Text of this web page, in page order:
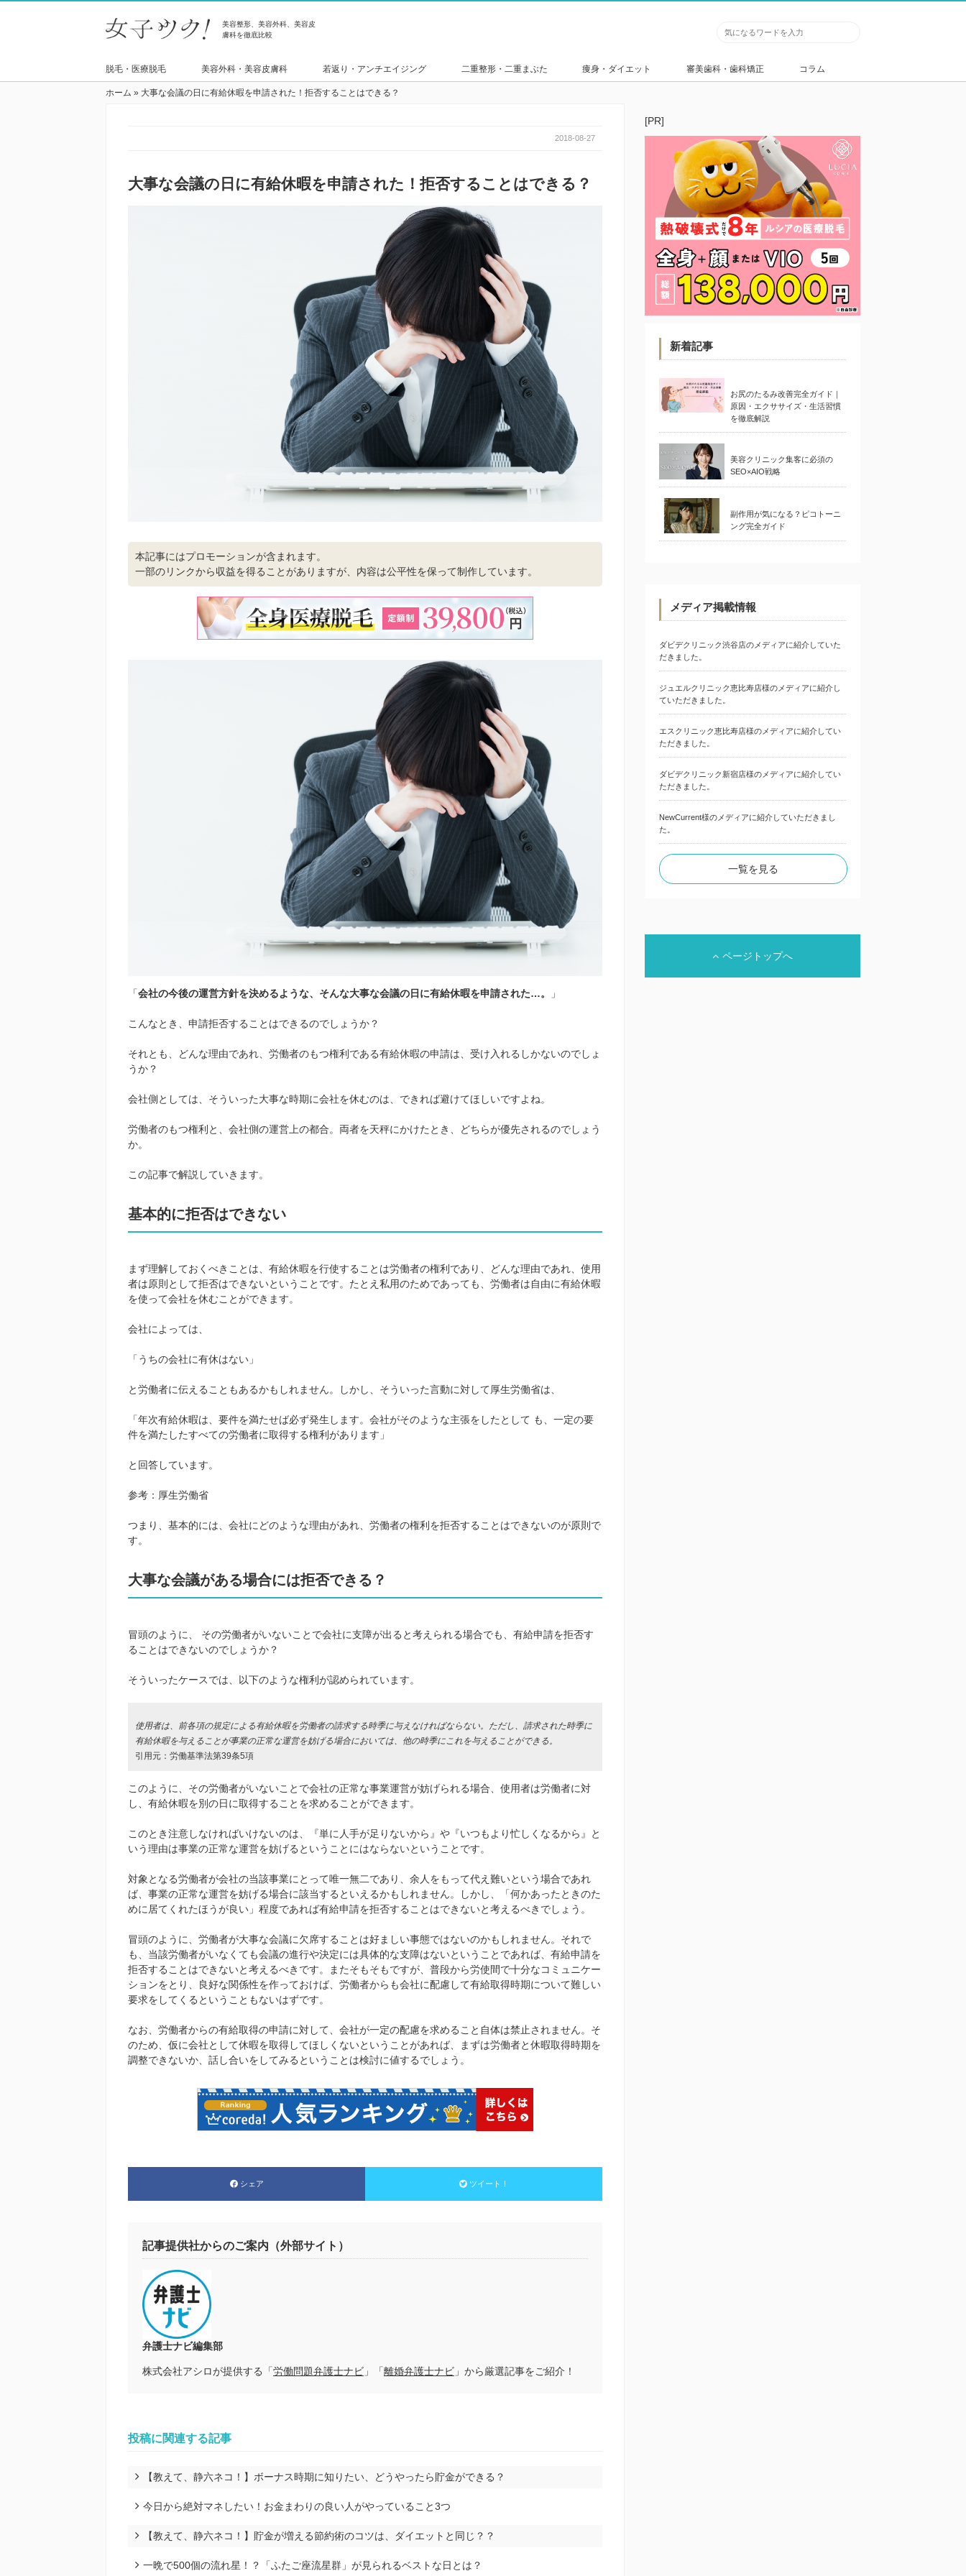
美容整形、美容外科、美容皮
膚科を徹底比較
脱毛・医療脱毛 美容外科・美容皮膚科 若返り・アンチエイジング 二重整形・二重まぶた 痩身・ダイエット 審美歯科・歯科矯正 コラム
ホーム » 大事な会議の日に有給休暇を申請された！拒否することはできる？
2018-08-27
大事な会議の日に有給休暇を申請された！拒否することはできる？
本記事にはプロモーションが含まれます。
一部のリンクから収益を得ることがありますが、内容は公平性を保って制作しています。
「会社の今後の運営方針を決めるような、そんな大事な会議の日に有給休暇を申請された…。 」
こんなとき、申請拒否することはできるのでしょうか？
それとも、どんな理由であれ、労働者のもつ権利である有給休暇の申請は、受け入れるしかないのでしょ
うか？
会社側としては、そういった大事な時期に会社を休むのは、できれば避けてほしいですよね。
労働者のもつ権利と、会社側の運営上の都合。両者を天秤にかけたとき、どちらが優先されるのでしょう
か。
この記事で解説していきます。
基本的に拒否はできない
まず理解しておくべきことは、有給休暇を行使することは労働者の権利であり、どんな理由であれ、使用
者は原則として拒否はできないということです。たとえ私用のためであっても、労働者は自由に有給休暇
を使って会社を休むことができます。
会社によっては、
「うちの会社に有休はない」
と労働者に伝えることもあるかもしれません。しかし、そういった言動に対して厚生労働省は、
「年次有給休暇は、要件を満たせば必ず発生します。会社がそのような主張をしたとして も、一定の要
件を満たしたすべての労働者に取得する権利があります」
と回答しています。
参考： 厚生労働省
つまり、基本的には、会社にどのような理由があれ、労働者の権利を拒否することはできないのが原則で
す。
大事な会議がある場合には拒否できる？
冒頭のように、 その労働者がいないことで会社に支障が出ると考えられる場合でも、有給申請を拒否す
ることはできないのでしょうか？
そういったケースでは、以下のような権利が認められています。
使用者は、前各項の規定による有給休暇を労働者の請求する時季に与えなければならない。ただし、請求された時季に
有給休暇を与えることが事業の正常な運営を妨げる場合においては、他の時季にこれを与えることができる。
引用元：労働基準法第39条5項
このように、その労働者がいないことで会社の正常な事業運営が妨げられる場合、使用者は労働者に対
し、有給休暇を別の日に取得することを求めることができます。
このとき注意しなければいけないのは、『単に人手が足りないから』や『いつもより忙しくなるから』と
いう理由は事業の正常な運営を妨げるということにはならないということです。
対象となる労働者が会社の当該事業にとって唯一無二であり、余人をもって代え難いという場合であれ
ば、事業の正常な運営を妨げる場合に該当するといえるかもしれません。しかし、「何かあったときのた
めに居てくれたほうが良い」程度であれば有給申請を拒否することはできないと考えるべきでしょう。
冒頭のように、労働者が大事な会議に欠席することは好ましい事態ではないのかもしれません。それで
も、当該労働者がいなくても会議の進行や決定には具体的な支障はないということであれば、有給申請を
拒否することはできないと考えるべきです。またそもそもですが、普段から労使間で十分なコミュニケー
ションをとり、良好な関係性を作っておけば、労働者からも会社に配慮して有給取得時期について難しい
要求をしてくるということもないはずです。
なお、労働者からの有給取得の申請に対して、会社が一定の配慮を求めること自体は禁止されません。そ
のため、仮に会社として休暇を取得してほしくないということがあれば、まずは労働者と休暇取得時期を
調整できないか、話し合いをしてみるということは検討に値するでしょう。
シェア ツイート！
記事提供社からのご案内（外部サイト）
弁護士ナビ編集部
株式会社アシロが提供する「労働問題弁護士ナビ 」「離婚弁護士ナビ 」から厳選記事をご紹介！
投稿に関連する記事
【教えて、静六ネコ！】ボーナス時期に知りたい、どうやったら貯金ができる？
今日から絶対マネしたい！お金まわりの良い人がやっていること3つ
【教えて、静六ネコ！】貯金が増える節約術のコツは、ダイエットと同じ？？
一晩で500個の流れ星！？「ふたご座流星群」が見られるベストな日とは？
[PR]
新着記事
お尻のたるみ改善完全ガイド｜
原因・エクササイズ・生活習慣
を徹底解説
美容クリニック集客に必須の
SEO×AIO戦略
副作用が気になる？ピコトーニ
ング完全ガイド
メディア掲載情報
ダビデクリニック渋谷店のメディアに紹介していた
だきました。
ジュエルクリニック恵比寿店様のメディアに紹介し
ていただきました。
エスクリニック恵比寿店様のメディアに紹介してい
ただきました。
ダビデクリニック新宿店様のメディアに紹介してい
ただきました。
NewCurrent様のメディアに紹介していただきまし
た。
一覧を見る
ページトップへ